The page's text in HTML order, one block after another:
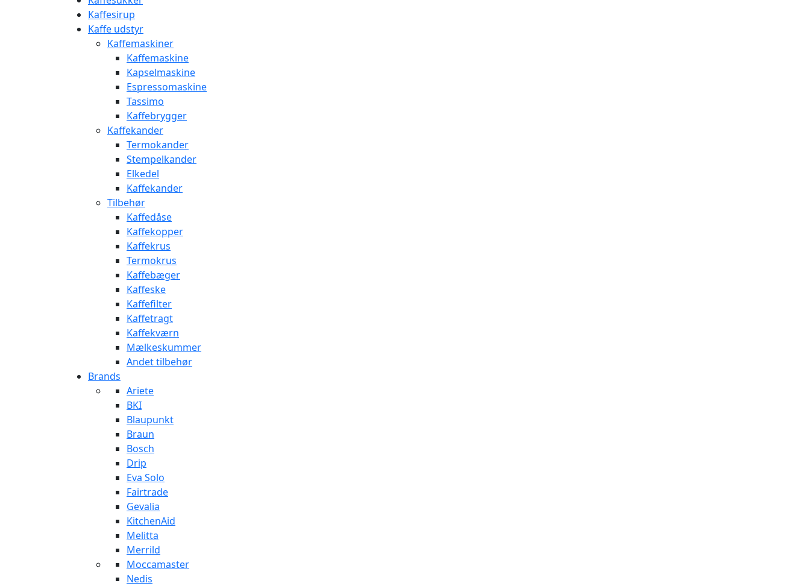
Kaffesirup
Kaffe udstyr
Kaffemaskiner
Kaffemaskine
Kapselmaskine
Espressomaskine
Tassimo
Kaffebrygger
Kaffekander
Termokander
Stempelkander
Elkedel
Kaffekander
Tilbehør
Kaffedåse
Kaffekopper
Kaffekrus
Termokrus
Kaffebæger
Kaffeske
Kaffefilter
Kaffetragt
Kaffekværn
Mælkeskummer
Andet tilbehør
Brands
Ariete
BKI
Blaupunkt
Braun
Bosch
Drip
Eva Solo
Fairtrade
Gevalia
KitchenAid
Melitta
Merrild
Moccamaster
Nedis